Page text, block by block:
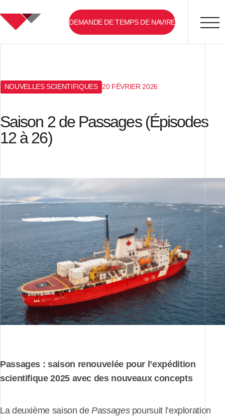
Home DEMANDE DE TEMPS DE NAVIRE
NOUVELLES SCIENTIFIQUES 20 FÉVRIER 2026
Saison 2 de Passages (Épisodes
12 à 26)
Passages : saison renouvelée pour l’expédition
scientifique 2025 avec des nouveaux concepts
La deuxième saison dePassagespoursuit l’exploration